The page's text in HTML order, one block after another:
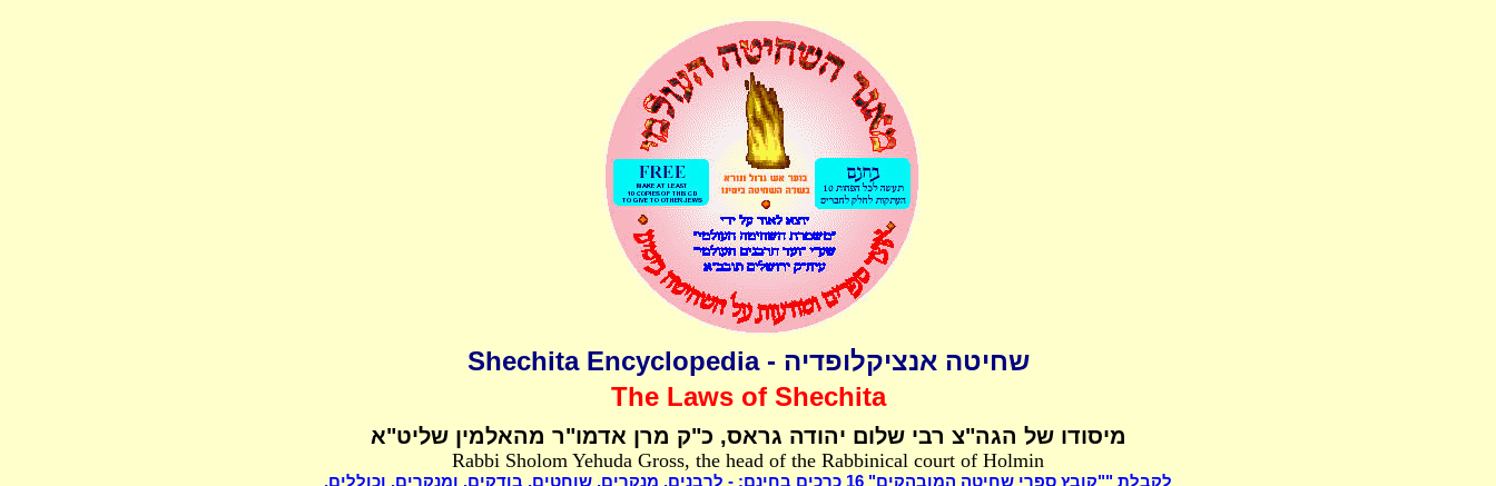
שחיטה אנציקלופדיה - Shechita Encyclopedia
The Laws of Shechita
מיסודו של הגה"צ רבי שלום יהודה גראס, כ"ק מרן אדמו"ר מהאלמין שליט"א
Rabbi Sholom Yehuda Gross, the head of the Rabbinical court of Holmin
לקבלת ""קובץ ספרי שחיטה המובהקים" כרכים בחינם: - לרבנים, מנקרים, שוחטים, בודקים, ומנקרים, וכוללים,